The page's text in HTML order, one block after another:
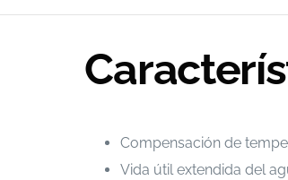
Compensación de
Vida útil extendida del